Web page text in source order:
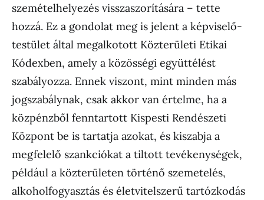
szemételhelyezés visszaszorítására – tette
hozzá. Ez a gondolat meg is jelent a képviselő-
testület által megalkotott Közterületi Etikai
Kódexben, amely a közösségi együttélést
szabályozza. Ennek viszont, mint minden más
jogszabálynak, csak akkor van értelme, ha a
közpénzből fenntartott Kispesti Rendészeti
Központ be is tartatja azokat, és kiszabja a
megfelelő szankciókat a tiltott tevékenységek,
például a közterületen történő szemetelés,
alkoholfogyasztás és életvitelszerű tartózkodás